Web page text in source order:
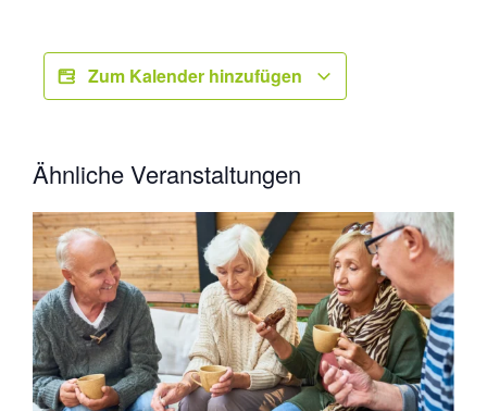
Zum Kalender hinzufügen
Ähnliche Veranstaltungen